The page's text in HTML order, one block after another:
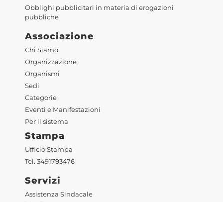
Obblighi pubblicitari in materia di erogazioni
pubbliche
Associazione
Chi Siamo
Organizzazione
Organismi
Sedi
Categorie
Eventi e Manifestazioni
Per il sistema
Stampa
Ufficio Stampa
Tel. 3491793476
Servizi
Assistenza Sindacale